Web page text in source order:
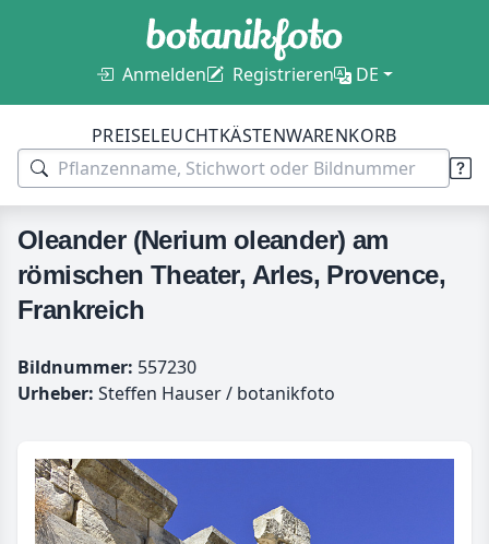
Anmelden Registrieren DE
PREISELEUCHTKÄSTENWARENKORB
Oleander (Nerium oleander) am
römischen Theater, Arles, Provence,
Frankreich
Bildnummer: 557230
Urheber: Steffen Hauser / botanikfoto